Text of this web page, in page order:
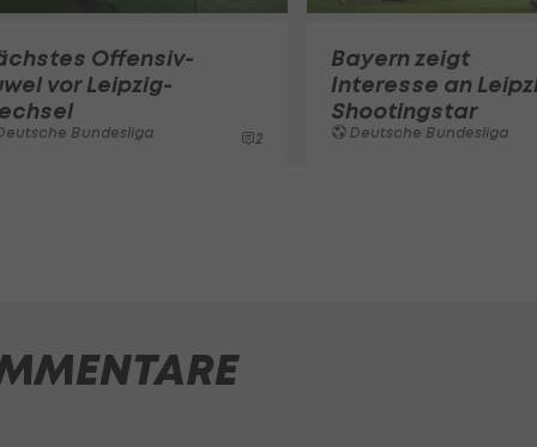
Offensiv-
vor Leipzig-
Bundesliga 2
Bayern zeigt
Interesse an
Shootingstar
Deutsche Bundesliga